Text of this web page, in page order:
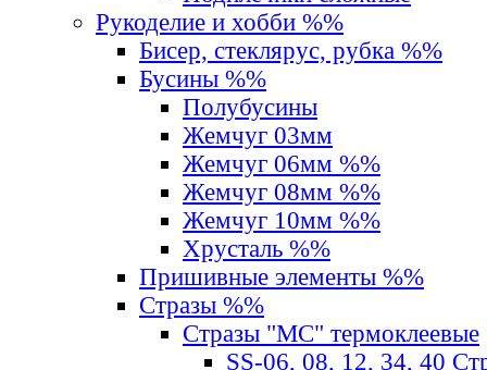
Рукоделие и хобби %%
Бисер, стеклярус, рубка %%
Бусины %%
Полубусины
Жемчуг 03мм
Жемчуг 06мм %%
Жемчуг 08мм %%
Жемчуг 10мм %%
Хрусталь %%
Пришивные элементы %%
Стразы %%
Стразы "MС" термоклеевые
SS-06, 08, 12, 34, 40